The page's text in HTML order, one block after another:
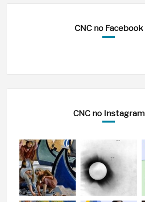
CNC no Facebook
CNC no Instagram